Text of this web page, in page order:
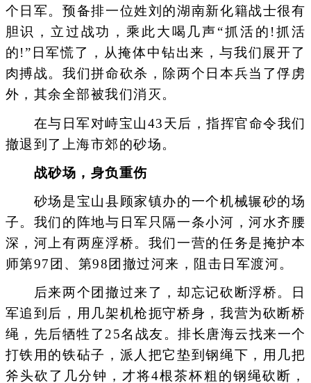
个日军。预备排一位姓刘的湖南新化籍战士很有
胆识，立过战功，乘此大喝几声“抓活的!抓活
的!”日军慌了，从掩体中钻出来，与我们展开了
肉搏战。我们拼命砍杀，除两个日本兵当了俘虏
外，其余全部被我们消灭。
在与日军对峙宝山43天后，指挥官命令我们
撤退到了上海市郊的砂场。
战砂场，身负重伤
砂场是宝山县顾家镇办的一个机械辗砂的场
子。我们的阵地与日军只隔一条小河，河水齐腰
深，河上有两座浮桥。我们一营的任务是掩护本
师第97团、第98团撤过河来，阻击日军渡河。
后来两个团撤过来了，却忘记砍断浮桥。日
军追到后，用几架机枪扼守桥身，我营为砍断桥
绳，先后牺牲了25名战友。排长唐海云找来一个
打铁用的铁砧子，派人把它垫到钢绳下，用几把
斧头砍了几分钟，才将4根茶杯粗的钢绳砍断，